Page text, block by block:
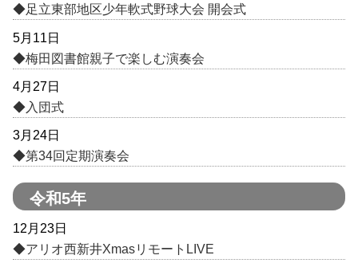
◆足立東部地区少年軟式野球大会 開会式
5月11日
◆梅田図書館親子で楽しむ演奏会
4月27日
◆入団式
3月24日
◆第34回定期演奏会
令和5年
12月23日
◆アリオ西新井XmasリモートLIVE